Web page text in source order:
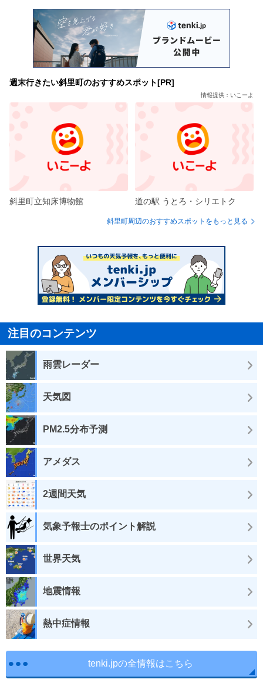
週末行きたい斜里町のおすすめスポット[PR]
情報提供：いこーよ
斜里町立知床博物館 道の駅 うとろ・シリエトク
斜里町周辺のおすすめスポットをもっと見る
注目のコンテンツ
雨雲レーダー
天気図
PM2.5分布予測
アメダス
2週間天気
気象予報士のポイント解説
世界天気
地震情報
熱中症情報
tenki.jpの全情報はこちら